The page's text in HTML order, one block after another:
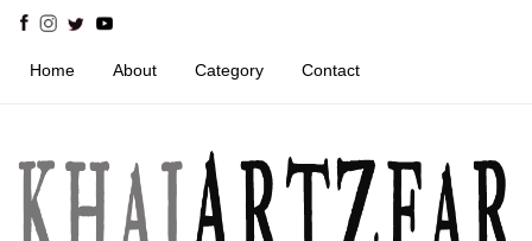
Home About Category Contact